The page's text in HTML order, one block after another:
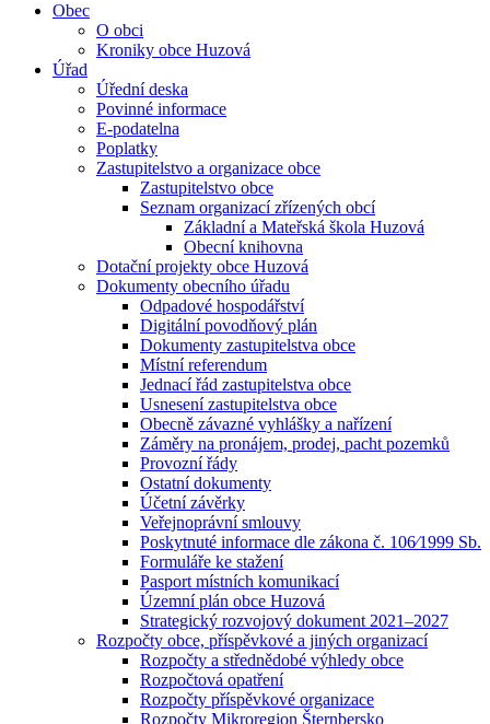
Obec
O obci
Kroniky obce Huzová
Úřad
Úřední deska
Povinné informace
E-podatelna
Poplatky
Zastupitelstvo a organizace obce
Zastupitelstvo obce
Seznam organizací zřízených obcí
Základní a Mateřská škola Huzová
Obecní knihovna
Dotační projekty obce Huzová
Dokumenty obecního úřadu
Odpadové hospodářství
Digitální povodňový plán
Dokumenty zastupitelstva obce
Místní referendum
Jednací řád zastupitelstva obce
Usnesení zastupitelstva obce
Obecně závazné vyhlášky a nařízení
Záměry na pronájem, prodej, pacht pozemků
Provozní řády
Ostatní dokumenty
Účetní závěrky
Veřejnoprávní smlouvy
Poskytnuté informace dle zákona č. 106⁄1999 Sb.
Formuláře ke stažení
Pasport místních komunikací
Územní plán obce Huzová
Strategický rozvojový dokument 2021–2027
Rozpočty obce, příspěvkové a jiných organizací
Rozpočty a střednědobé výhledy obce
Rozpočtová opatření
Rozpočty příspěvkové organizace
Rozpočty Mikroregion Šternbersko